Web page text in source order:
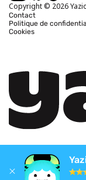
Copyright © 2026
Contact
Politique de
Cookies